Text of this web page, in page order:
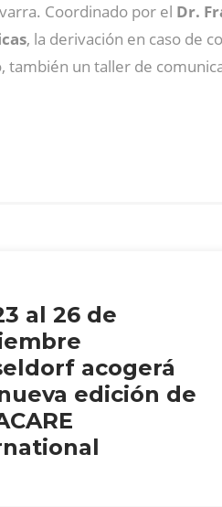
Coordinado por el Dr.
, la derivación en caso de
también un taller de
al 26 de
acogerá
edición de